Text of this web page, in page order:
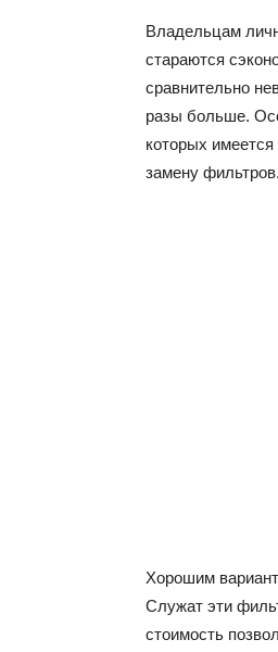
Владельцам
стараются
сравнительно
разы больше.
которых
замену
Хорошим
Служат эти
стоимость